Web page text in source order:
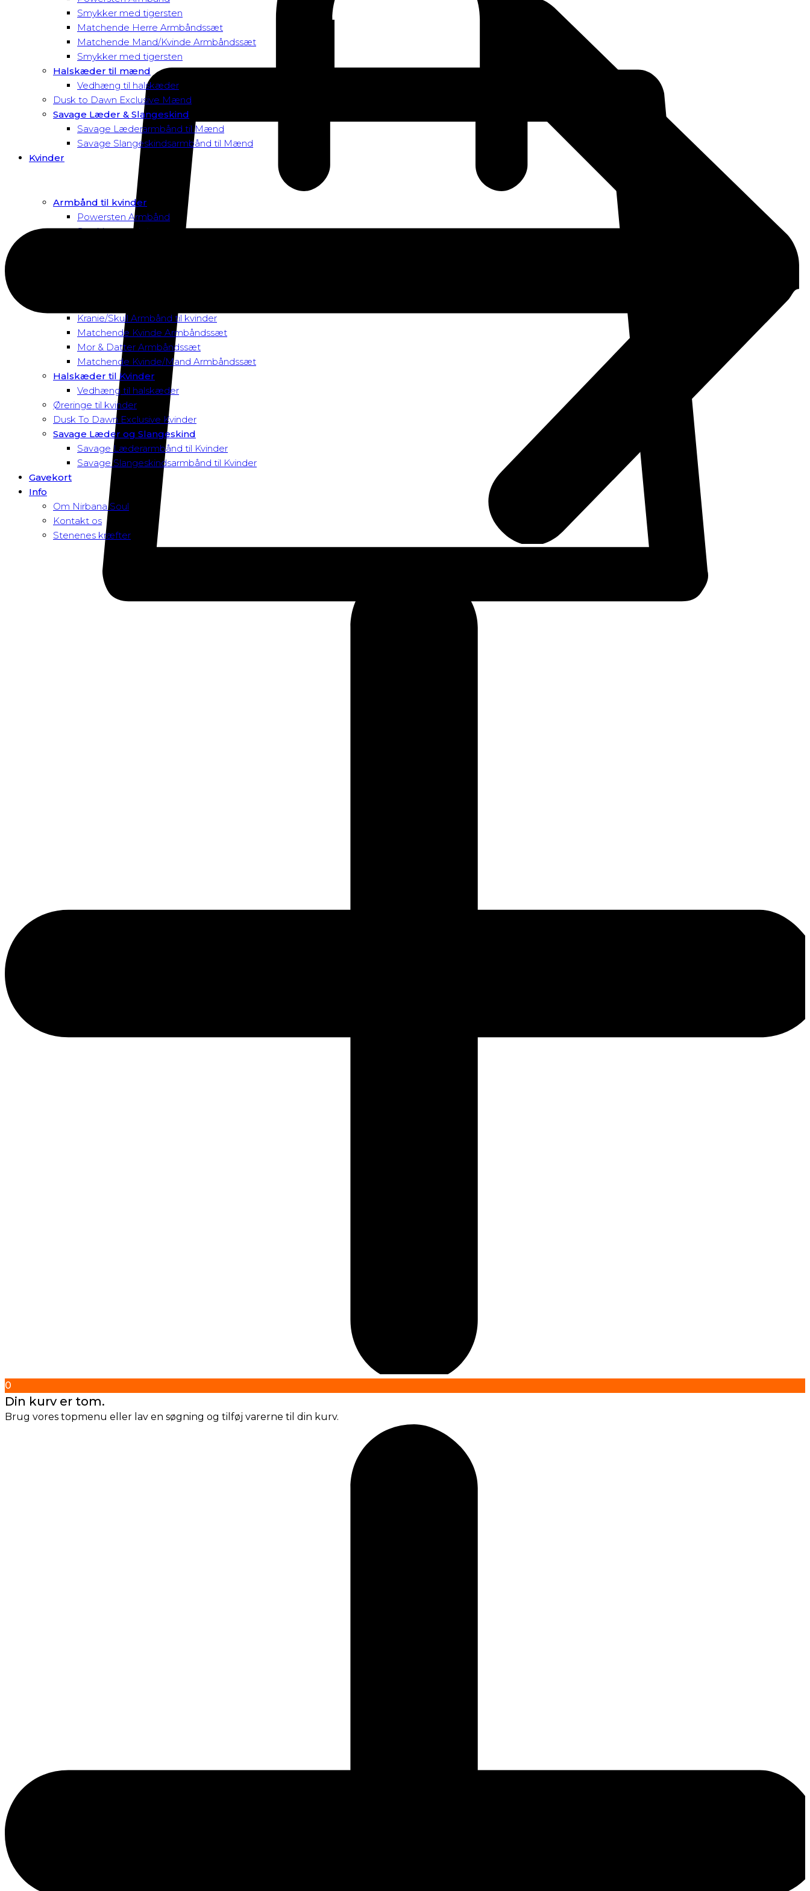
Smykker med tigersten
Matchende Herre Armbåndssæt
Matchende Mand/Kvinde Armbåndssæt
Smykker med tigersten
Halskæder til mænd
Vedhæng til halskæder
Dusk to Dawn Exclusive Mænd
Savage Læder & Slangeskind
Savage Læderarmbånd til Mænd
Savage Slangeskindsarmbånd til Mænd
Kvinder
Armbånd til kvinder
Powersten Armbånd
Smykker med tigersten
Kranie/Skull Armbånd til kvinder
Matchende Kvinde Armbåndssæt
Mor & Datter Armbåndssæt
Matchende Kvinde/Mand Armbåndssæt
Halskæder til Kvinder
Vedhæng til halskæder
Øreringe til kvinder
Dusk To Dawn Exclusive Kvinder
Savage Læder og Slangeskind
Savage Læderarmbånd til Kvinder
Savage Slangeskindsarmbånd til Kvinder
Gavekort
Info
Om Nirbana Soul
Kontakt os
Stenenes kræfter
0
Din kurv er tom.
Brug vores topmenu eller lav en søgning og tilføj varerne til din kurv.